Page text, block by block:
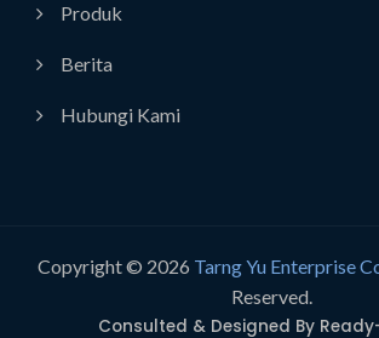
Produk
Berita
Hubungi Kami
Copyright © 2026 Tarng Yu Enterprise
Reserved.
Consulted & Designed By